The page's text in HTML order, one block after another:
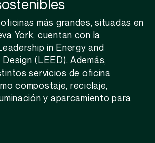
más grandes, situadas en
York, cuentan con la
in Energy and
Design (LEED). Además,
servicios de oficina
compostaje, reciclaje,
y aparcamiento para